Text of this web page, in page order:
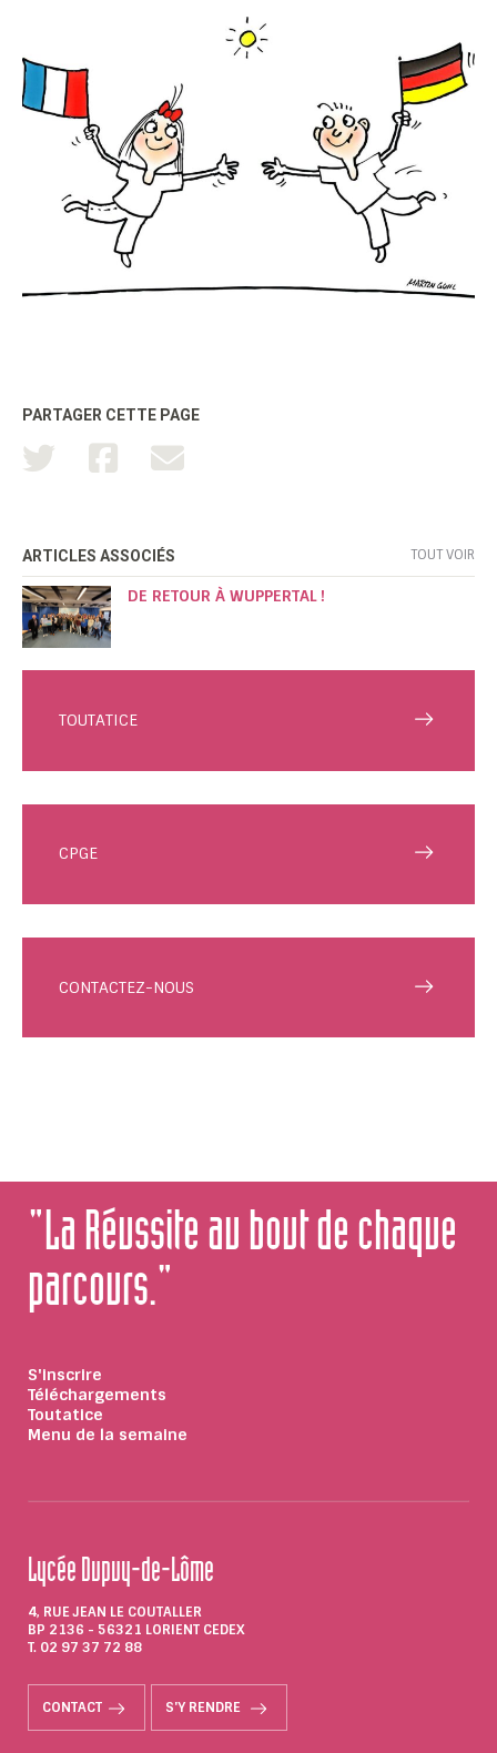
PARTAGER CETTE PAGE
ARTICLES ASSOCIÉS TOUT VOIR
DE RETOUR À WUPPERTAL !
TOUTATICE
CPGE
CONTACTEZ-NOUS
"La Réussite au bout de chaque
parcours."
S'inscrire
Téléchargements
Toutatice
Menu de la semaine
Lycée Dupuy-de-Lôme
4, RUE JEAN LE COUTALLER
BP 2136 - 56321 LORIENT CEDEX
T. 02 97 37 72 88
CONTACT S'Y RENDRE